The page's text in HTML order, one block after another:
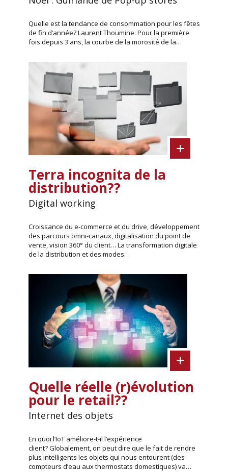
Quelle est la tendance de consommation pour les fêtes
de fin d’année? Laurent Thoumine. Pour la première
fois depuis 3 ans, la courbe de la morosité de la…
Terra incognita de la
distribution??
Digital working
Croissance du e-commerce et du drive, développement
des parcours omni-canaux, digitalisation du point de
vente, vision 360° du client… La transformation digitale
de la distribution et des modes…
Quelle réelle (r)évolution
pour le retail??
Internet des objets
En quoi l’IoT améliore-t-il l’expérience
client? Globalement, on peut dire que le fait de rendre
plus intelligents les objets qui nous entourent (des
compteurs d’eau aux thermostats domestiques) va…